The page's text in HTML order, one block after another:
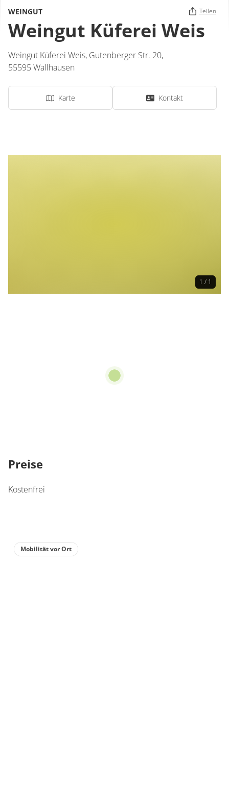
WEINGUT Teilen
Weingut Küferei Weis
Weingut Küferei Weis, Gutenberger Str. 20,
55595 Wallhausen
Karte Kontakt
1 / 1
Preise
Kostenfrei
Mobilität vor Ort